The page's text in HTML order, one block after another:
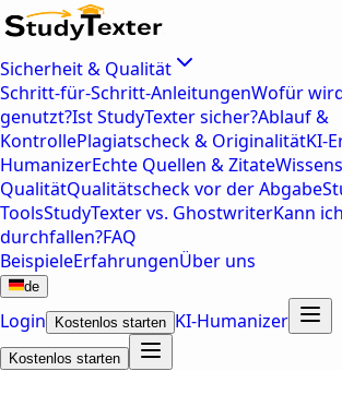
Sicherheit & Qualität
Schritt-für-Schritt-AnleitungenWofür
genutzt?Ist StudyTexter sicher?Ablauf &
KontrollePlagiatscheck & OriginalitätKI-
HumanizerEchte Quellen & Zitate
QualitätQualitätscheck vor der Abgabe
ToolsStudyTexter vs. GhostwriterKann
durchfallen?FAQ
BeispieleErfahrungenÜber uns
de
Login Kostenlos starten KI-Humanizer
Kostenlos starten